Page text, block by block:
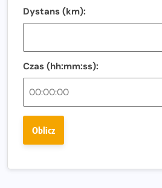
Amazfit Balance 3: Kompleksowe
Regeneracja w bieganiu. Co
Ostatnie wolne miejsca na
Fabrykanta. Organizatorzy
wybiera wyzwanie trzech
Praska 5k Run gospodarzem
Dystans (km):
Czas (hh:mm:ss):
Oblicz